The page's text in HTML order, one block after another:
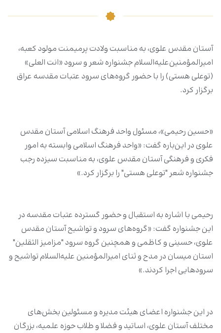
آستان مقدس علوی، به مناسبت ولادت پرمیمنت مولود کعبه،
امیرالمؤمنین‌علیه‌السلام جشنواره شعر و سرود «انت العلی»
(توعلی هستی) را با حضور گروه‌های سرود عتبات مقدسه عراق
برگزار کرد.
«حسین رحیمی»، مسئول‌ واحد فرهنگ اسلامی آستان مقدس
علوی در این‌باره گفت: «واحد فرهنگ اسلامی وابسته به امور
فکری و فرهنگی آستان مقدس علوی، به مناسبت سیزده رجب
جشنواره شعر "توعلی هستی" را برگزار کرد.»
رحیمی با اشاره به استقبال و حضور گسترده عتبات مقدسه در
این جشنواره گفت: «گروه‌های سرود و تواشیح آستان مقدس
علوی، حسینی و کاظمی‌ و همچنین گروه سرود "مزامیز الثقلین"
استان میسان در مدح و ثنای امیرالمؤمنین علیه‌السلام تواشیح و
سرودهایی اجرا کردند.»
در این جشنواره اعضای هیئت مدیره و مسئولین بخش‌های
مختلف آستان علوی، اساتید و فضلا و طلاب حوزه علمیه، بزرگان